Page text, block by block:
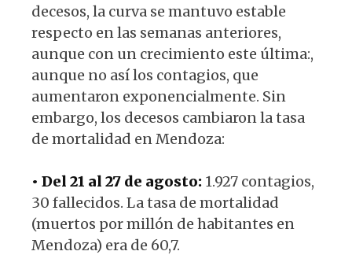
decesos, la curva se mantuvo estable
respecto en las semanas anteriores,
aunque con un crecimiento este última:,
aunque no así los contagios, que
aumentaron exponencialmente. Sin
embargo, los decesos cambiaron la tasa
de mortalidad en Mendoza:
• Del 21 al 27 de agosto: 1.927 contagios,
30 fallecidos. La tasa de mortalidad
(muertos por millón de habitantes en
Mendoza) era de 60,7.